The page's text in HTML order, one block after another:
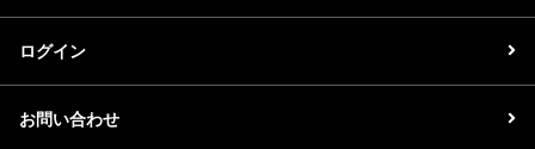
ログイン
お問い合わせ